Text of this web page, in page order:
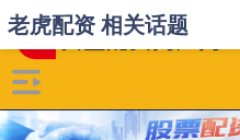
老虎配资 相关话题